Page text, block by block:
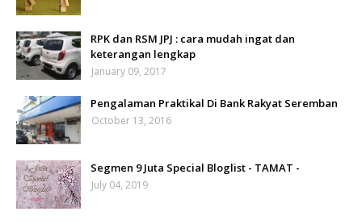
RPK dan RSM JPJ : cara mudah ingat dan
keterangan lengkap
January 09, 2017
Pengalaman Praktikal Di Bank Rakyat Seremban
October 13, 2016
Segmen 9 Juta Special Bloglist - TAMAT -
July 04, 2019